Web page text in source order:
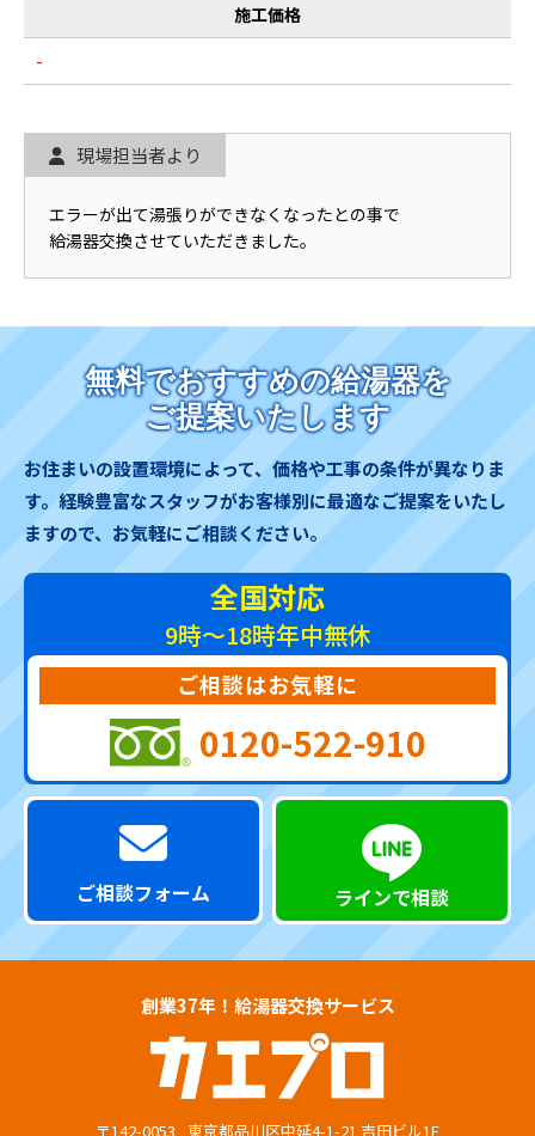
施工価格
-
現場担当者より
エラーが出て湯張りができなくなったとの事で
給湯器交換させていただきました。
無料でおすすめの給湯器を
ご提案いたします
お住まいの設置環境によって、価格や工事の条件が異なりま
す。 経験豊富なスタッフがお客様別に最適なご提案をいたし
ますので、お気軽にご相談ください。
全国対応
9時～18時年中無休
ご相談はお気軽に
0120-522-910
ご相談フォーム ラインで相談
創業37年！給湯器交換サービス
〒142-0053 東京都品川区中延4-1-21 吉田ビル1F